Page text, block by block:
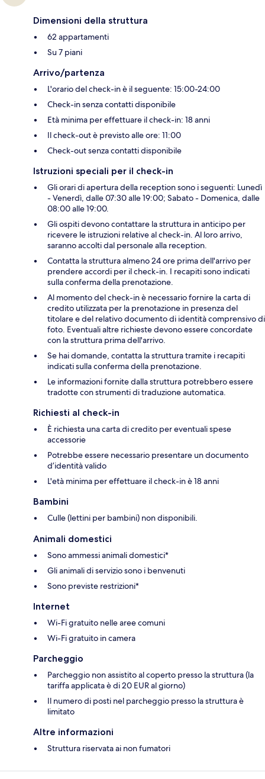
Dimensioni della struttura
62 appartamenti
Su 7 piani
Arrivo/partenza
L'orario del check-in è il seguente: 15:00-24:00
Check-in senza contatti disponibile
Età minima per effettuare il check-in: 18 anni
Il check-out è previsto alle ore: 11:00
Check-out senza contatti disponibile
Istruzioni speciali per il check-in
Gli orari di apertura della reception sono i seguenti: Lunedì
- Venerdì, dalle 07:30 alle 19:00; Sabato - Domenica, dalle
08:00 alle 19:00.
Gli ospiti devono contattare la struttura in anticipo per
ricevere le istruzioni relative al check-in. Al loro arrivo,
saranno accolti dal personale alla reception.
Contatta la struttura almeno 24 ore prima dell'arrivo per
prendere accordi per il check-in. I recapiti sono indicati
sulla conferma della prenotazione.
Al momento del check-in è necessario fornire la carta di
credito utilizzata per la prenotazione in presenza del
titolare e del relativo documento di identità comprensivo di
foto. Eventuali altre richieste devono essere concordate
con la struttura prima dell'arrivo.
Se hai domande, contatta la struttura tramite i recapiti
indicati sulla conferma della prenotazione.
Le informazioni fornite dalla struttura potrebbero essere
tradotte con strumenti di traduzione automatica.
Richiesti al check-in
È richiesta una carta di credito per eventuali spese
accessorie
Potrebbe essere necessario presentare un documento
d’identità valido
L'età minima per effettuare il check-in è 18 anni
Bambini
Culle (lettini per bambini) non disponibili.
Animali domestici
Sono ammessi animali domestici*
Gli animali di servizio sono i benvenuti
Sono previste restrizioni*
Internet
Wi-Fi gratuito nelle aree comuni
Wi-Fi gratuito in camera
Parcheggio
Parcheggio non assistito al coperto presso la struttura (la
tariffa applicata è di 20 EUR al giorno)
Il numero di posti nel parcheggio presso la struttura è
limitato
Altre informazioni
Struttura riservata ai non fumatori